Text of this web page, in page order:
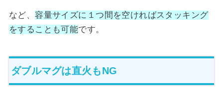
など、容量サイズに１つ間を空ければスタッキング
をすることも可能です。
ダブルマグは直火もNG